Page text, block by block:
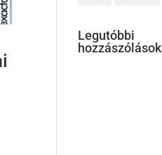
Legutóbbi
hozzászólások